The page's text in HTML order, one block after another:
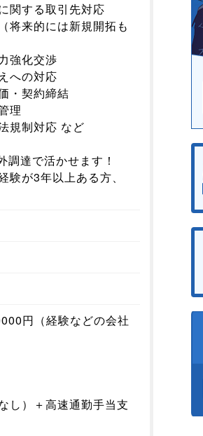
関する取引先対応
将来的には新規開拓も
強化交渉
への対応
・契約締結
理
規制対応 など
達で活かせます！
が3年以上ある方、
円（経験などの会社
し）＋高速通勤手当支